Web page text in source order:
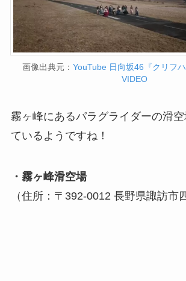
画像出典元：YouTube 日向坂46『クリフ
VIDEO
霧ヶ峰にあるパラグライダーの滑
ているようですね！
・霧ヶ峰滑空場
（住所：〒392-0012 長野県諏訪市